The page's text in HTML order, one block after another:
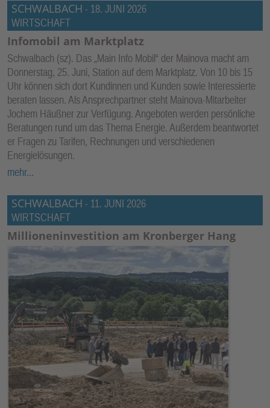
SCHWALBACH - 18. JUNI 2026
WIRTSCHAFT
Infomobil am Marktplatz
Schwalbach (sz). Das „Main Info Mobil“ der Mainova macht am
Donnerstag, 25. Juni, Station auf dem Marktplatz. Von 10 bis 15
Uhr können sich dort Kundinnen und Kunden sowie Interessierte
beraten lassen. Als Ansprechpartner steht Mainova-Mitarbeiter
Jochem Häußner zur Verfügung. Angeboten werden persönliche
Beratungen rund um das Thema Energie. Außerdem beantwortet
er Fragen zu Tarifen, Rechnungen und verschiedenen
Energielösungen.
mehr...
SCHWALBACH - 11. JUNI 2026
WIRTSCHAFT
Millioneninvestition am Kronberger Hang